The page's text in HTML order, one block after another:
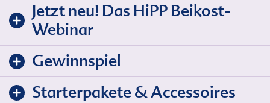
Jetzt neu! Das HiPP Beikost-
Webinar
Gewinnspiel
Starterpakete & Accessoires